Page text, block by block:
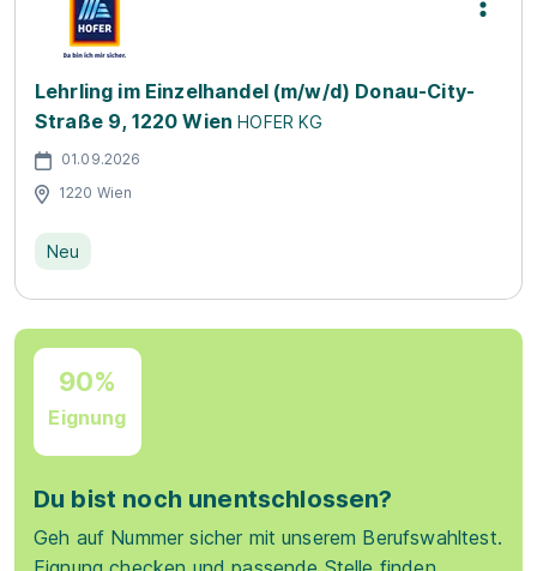
Lehrling im Einzelhandel (m/w/d) Donau-City-
Straße 9, 1220 Wien HOFER KG
01.09.2026
1220 Wien
Neu
90%
Eignung
Du bist noch unentschlossen?
Geh auf Nummer sicher mit unserem Berufswahltest.